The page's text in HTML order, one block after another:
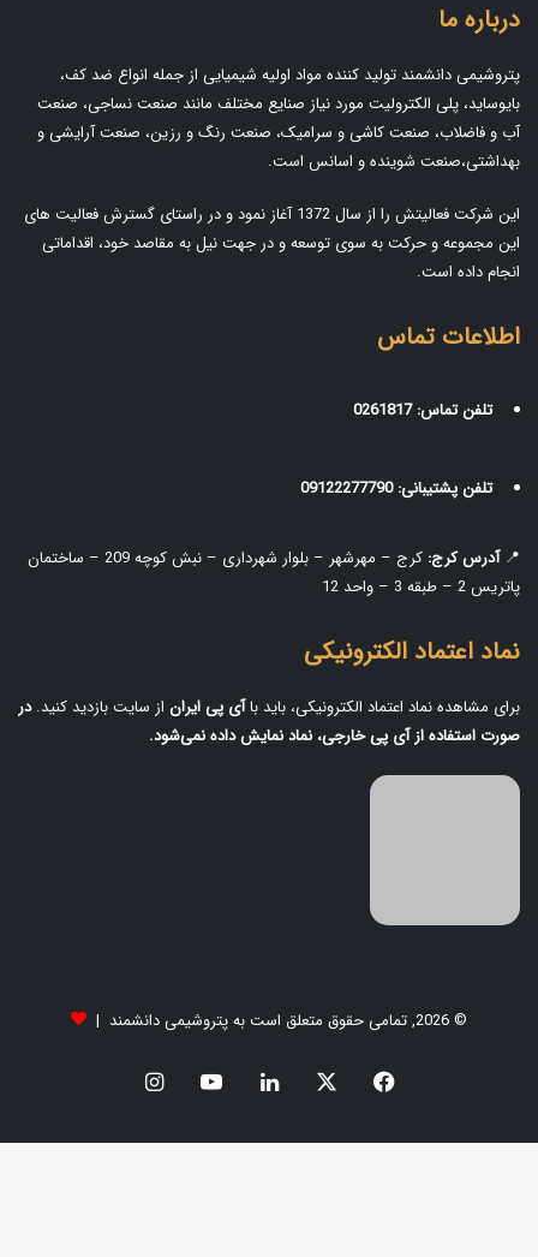
درباره ما
پتروشیمی دانشمند تولید کننده مواد اولیه شیمیایی از جمله انواع ضد کف،
بایوساید، پلی الکترولیت مورد نیاز صنایع مختلف مانند صنعت نساجی، صنعت
آب و فاضلاب، صنعت کاشی و سرامیک، صنعت رنگ و رزین، صنعت آرایشی و
بهداشتی،صنعت شوینده و اسانس است.
این شرکت فعالیتش را از سال 1372 آغاز نمود و در راستای گسترش فعالیت های
این مجموعه و حرکت به سوی توسعه و در جهت نیل به مقاصد خود، اقداماتی
انجام داده است.
اطلاعات تماس
تلفن تماس: 0261817
تلفن پشتیبانی: 09122277790
📍آدرس کرج:
کرج – مهرشهر – بلوار شهرداری – نبش کوچه 209 – ساختمان
پاتریس 2 – طبقه 3 – واحد 12
نماد اعتماد الکترونیکی
برای مشاهده نماد اعتماد الکترونیکی، باید باآی‌ پی ایران از سایت بازدید کنید.در
صورت استفاده از آی‌ پی خارجی، نماد نمایش داده نمی‌شود.
© 2026, تمامی حقوق متعلق است به پتروشیمی دانشمند |